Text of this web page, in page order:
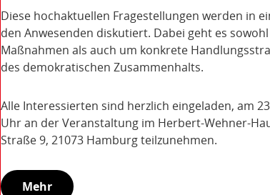
Diese hochaktuellen Fragestellungen werden in
den Anwesenden diskutiert. Dabei geht es
Maßnahmen als auch um konkrete
des demokratischen Zusammenhalts.
Alle Interessierten sind herzlich eingeladen, am
Uhr an der Veranstaltung im Herbert-Wehner-
Straße 9, 21073 Hamburg teilzunehmen.
Mehr